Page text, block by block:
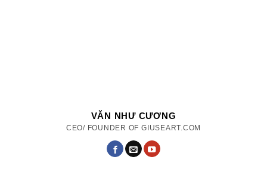
VĂN NHƯ CƯƠNG
CEO/ FOUNDER OF GIUSEART.COM